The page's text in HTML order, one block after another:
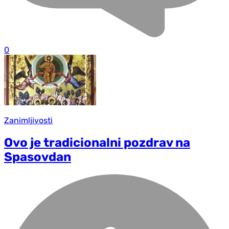
0
Zanimljivosti
Ovo je tradicionalni pozdrav na
Spasovdan